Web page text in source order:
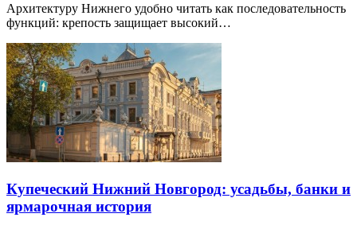
Архитектуру Нижнего удобно читать как последовательность
функций: крепость защищает высокий…
Купеческий Нижний Новгород: усадьбы, банки и
ярмарочная история